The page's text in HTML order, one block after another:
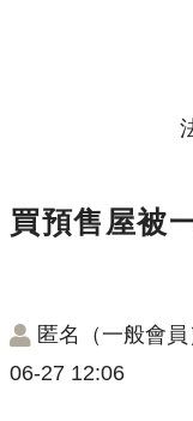
買預售屋被
匿名（一般會員
06-27 12:06